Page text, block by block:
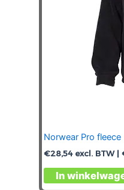
Norwear Pro fleece
€28,54excl. BTW |
In